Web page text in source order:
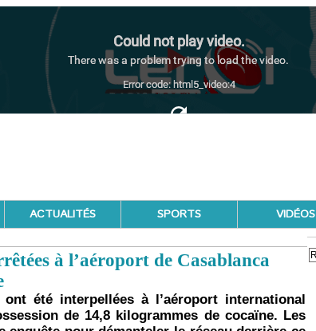
ACTUALITÉS SPORTS VIDÉOS
à l’aéroport de Casablanca
ont été interpellées à l’aéroport international
de 14,8 kilogrammes de cocaïne. Les